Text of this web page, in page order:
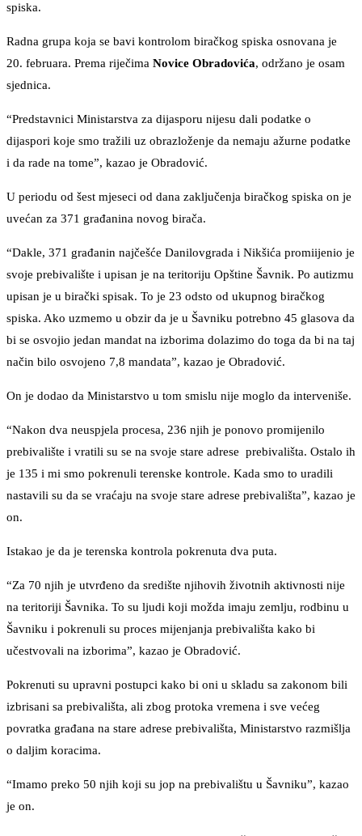
spiska.
Radna grupa koja se bavi kontrolom biračkog spiska osnovana je
20. februara. Prema riječima Novice Obradovića, održano je osam
sjednica.
“Predstavnici Ministarstva za dijasporu nijesu dali podatke o
dijaspori koje smo tražili uz obrazloženje da nemaju ažurne podatke
i da rade na tome”, kazao je Obradović.
U periodu od šest mjeseci od dana zaključenja biračkog spiska on je
uvećan za 371 građanina novog birača.
“Dakle, 371 građanin najčešće Danilovgrada i Nikšića promiijenio je
svoje prebivalište i upisan je na teritoriju Opštine Šavnik. Po autizmu
upisan je u birački spisak. To je 23 odsto od ukupnog biračkog
spiska. Ako uzmemo u obzir da je u Šavniku potrebno 45 glasova da
bi se osvojio jedan mandat na izborima dolazimo do toga da bi na taj
način bilo osvojeno 7,8 mandata”, kazao je Obradović.
On je dodao da Ministarstvo u tom smislu nije moglo da interveniše.
“Nakon dva neuspjela procesa, 236 njih je ponovo promijenilo
prebivalište i vratili su se na svoje stare adrese prebivališta. Ostalo ih
je 135 i mi smo pokrenuli terenske kontrole. Kada smo to uradili
nastavili su da se vraćaju na svoje stare adrese prebivališta”, kazao je
on.
Istakao je da je terenska kontrola pokrenuta dva puta.
“Za 70 njih je utvrđeno da središte njihovih životnih aktivnosti nije
na teritoriji Šavnika. To su ljudi koji možda imaju zemlju, rodbinu u
Šavniku i pokrenuli su proces mijenjanja prebivališta kako bi
učestvovali na izborima”, kazao je Obradović.
Pokrenuti su upravni postupci kako bi oni u skladu sa zakonom bili
izbrisani sa prebivališta, ali zbog protoka vremena i sve većeg
povratka građana na stare adrese prebivališta, Ministarstvo razmišlja
o daljim koracima.
“Imamo preko 50 njih koji su jop na prebivalištu u Šavniku”, kazao
je on.